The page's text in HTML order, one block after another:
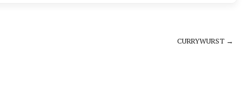
CURRYWURST →